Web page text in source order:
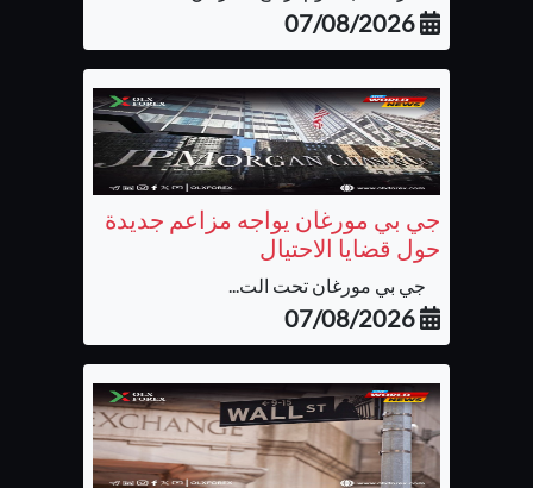
07/08/2026
جي بي مورغان يواجه مزاعم جديدة
حول قضايا الاحتيال
جي بي مورغان تحت الت...
07/08/2026